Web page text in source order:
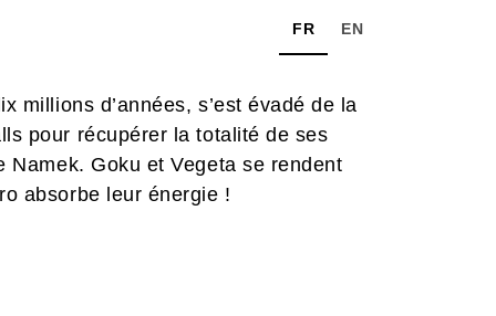
FR EN
millions d’années, s’est évadé de la
pour récupérer la totalité de ses
Goku et Vegeta se rendent
absorbe leur énergie !